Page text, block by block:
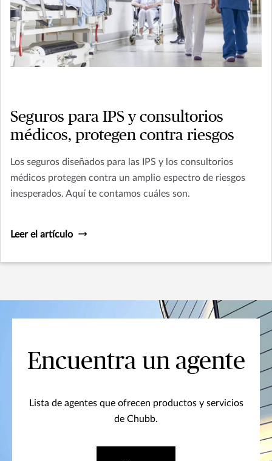
Seguros para IPS y consultorios
médicos, protegen contra riesgos
Los seguros diseñados para las IPS y los consultorios
médicos protegen contra un amplio espectro de riesgos
inesperados. Aquí te contamos cuáles son.
Leer el artículo
Encuentra un agente
Lista de agentes que ofrecen productos y servicios
de Chubb.